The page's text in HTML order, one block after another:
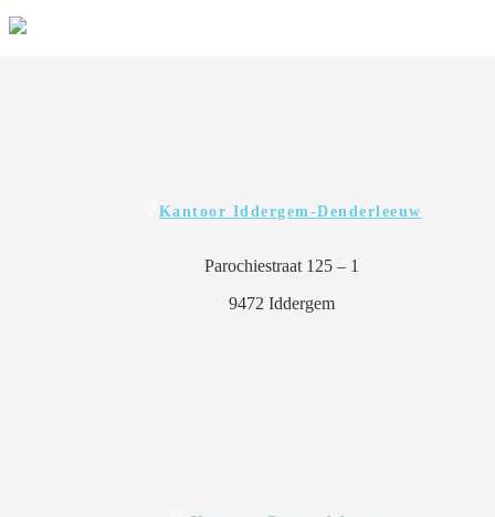
Kantoor Iddergem-Denderleeuw
Parochiestraat 125 – 1
9472 Iddergem